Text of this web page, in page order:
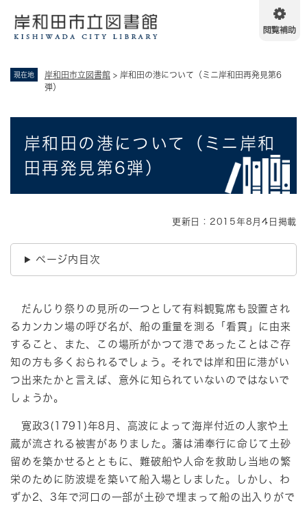
現在地 岸和田市立図書館 > 岸和田の港について（ミニ岸和田再発見第6
弾）
岸和田の港について（ミニ岸和
田再発見第6弾）
更新日：2015年8月4日掲載
ページ内目次
だんじり祭りの見所の一つとして有料観覧席も設置され
るカンカン場の呼び名が、船の重量を測る「看貫」に由来
すること、また、この場所がかつて港であったことはご存
知の方も多くおられるでしょう。それでは岸和田に港がい
つ出来たかと言えば、意外に知られていないのではないで
しょうか。
寛政3(1791)年8月、高波によって海岸付近の人家や土
蔵が流される被害がありました。藩は浦奉行に命じて土砂
留めを築かせるとともに、難破船や人命を救助し当地の繁
栄のために防波堤を築いて船入場としました。しかし、わ
ずか2、3年で河口の一部が土砂で埋まって船の出入りがで